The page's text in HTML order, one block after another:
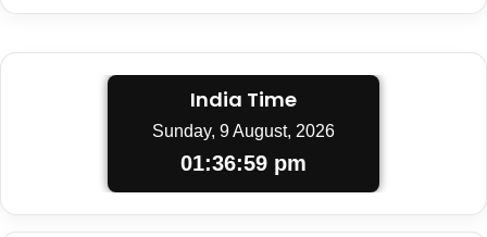
India Time
Sunday, 9 August, 2026
01:36:59 pm